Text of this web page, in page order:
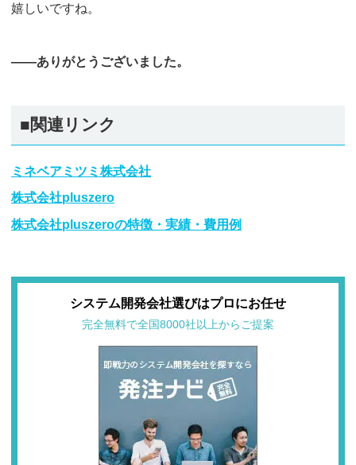
嬉しいですね。
――ありがとうございました。
■関連リンク
ミネベアミツミ株式会社
株式会社pluszero
株式会社pluszeroの特徴・実績・費用例
システム開発会社選びはプロにお任せ
完全無料で全国8000社以上からご提案